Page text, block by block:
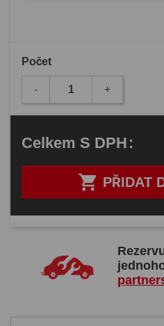
Počet
- +
 PŘIDAT
Celkem S DPH: